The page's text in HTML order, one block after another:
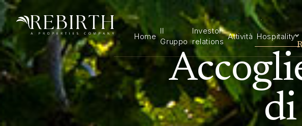
Home
Il
Gruppo
Investor
relations
Attività Hospitality